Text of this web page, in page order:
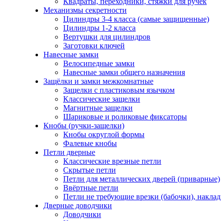
Механизмы секретности
Цилиндры 3-4 класса (самые защищенные)
Цилиндры 1-2 класса
Вертушки для цилиндров
Заготовки ключей
Навесные замки
Велосипедные замки
Навесные замки общего назначения
Защёлки и замки межкомнатные
Защелки с пластиковым язычком
Классические защелки
Магнитные защелки
Шариковые и роликовые фиксаторы
Кнобы (ручки-защелки)
Кнобы округлой формы
Фалевые кнобы
Петли дверные
Классические врезные петли
Скрытые петли
Петли для металлических дверей (приварные)
Ввёртные петли
Петли не требующие врезки (бабочки),
Дверные доводчики
Доводчики